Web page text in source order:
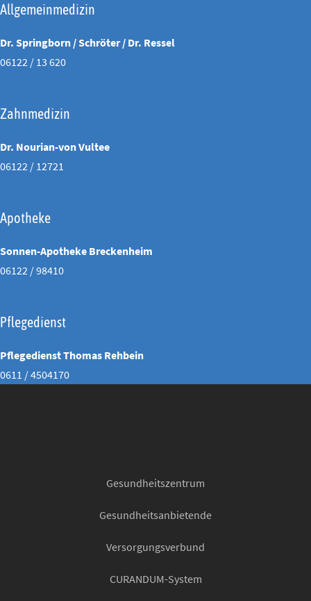
Allgemeinmedizin
Dr. Springborn / Schröter / Dr. Ressel
06122 / 13 620
Zahnmedizin
Dr. Nourian-von Vultee
06122 / 12721
Apotheke
Sonnen-Apotheke Breckenheim
06122 / 98410
Pflegedienst
Pflegedienst Thomas Rehbein
0611 / 4504170
Gesundheitszentrum
Gesundheitsanbietende
Versorgungsverbund
CURANDUM-System